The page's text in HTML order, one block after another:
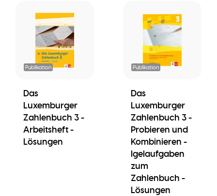
Publikation
Das
Luxemburger
Zahlenbuch 3 -
Arbeitsheft -
Lösungen
Publikation
Das
Luxemburger
Zahlenbuch 3 -
Probieren und
Kombinieren -
Igelaufgaben
zum
Zahlenbuch -
Lösungen